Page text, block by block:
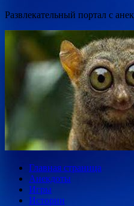
Развлекательный портал с
Главная страница
Анекдоты
Игры
Истории